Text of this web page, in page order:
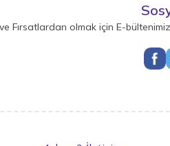
Fırsatlardan olmak için E-